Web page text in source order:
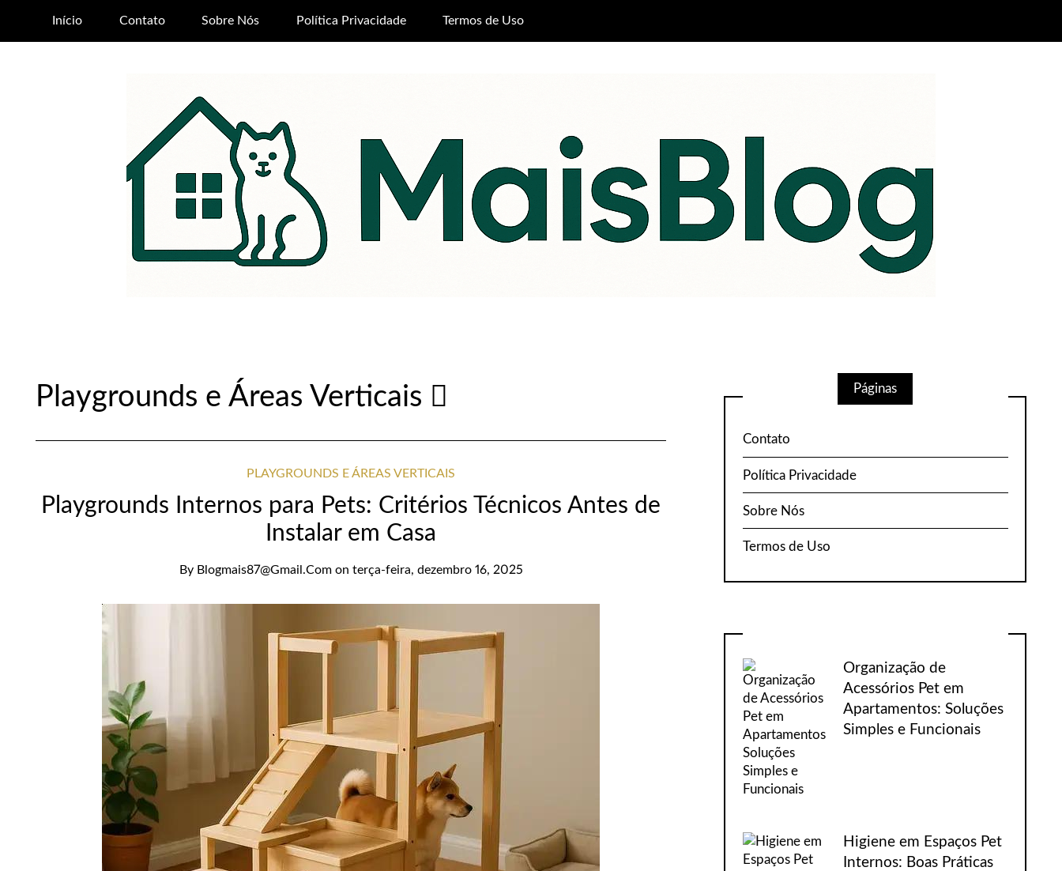
Início Contato Sobre Nós Política Privacidade Termos de Uso
Playgrounds e Áreas Verticais
PLAYGROUNDS E ÁREAS VERTICAIS
Playgrounds Internos para Pets: Critérios Técnicos Antes de
Instalar em Casa
By Blogmais87@gmail.com on terça-feira, dezembro 16, 2025
Páginas
Contato
Política Privacidade
Sobre Nós
Termos de Uso
Organização de
Acessórios Pet em
Apartamentos: Soluções
Simples e Funcionais
Higiene em Espaços Pet
Internos: Boas Práticas